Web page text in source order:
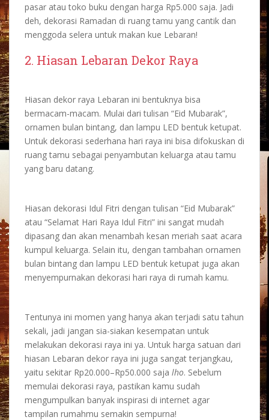
pasar atau toko buku dengan harga Rp5.000 saja. Jadi
deh, dekorasi Ramadan di ruang tamu yang cantik dan
menggoda selera untuk makan kue Lebaran!
2. Hiasan Lebaran Dekor Raya
Hiasan dekor raya Lebaran ini bentuknya bisa
bermacam-macam. Mulai dari tulisan “Eid Mubarak”,
ornamen bulan bintang, dan lampu LED bentuk ketupat.
Untuk dekorasi sederhana hari raya ini bisa difokuskan di
ruang tamu sebagai penyambutan keluarga atau tamu
yang baru datang.
Hiasan dekorasi Idul Fitri dengan tulisan “Eid Mubarak”
atau “Selamat Hari Raya Idul Fitri” ini sangat mudah
dipasang dan akan menambah kesan meriah saat acara
kumpul keluarga. Selain itu, dengan tambahan ornamen
bulan bintang dan lampu LED bentuk ketupat juga akan
menyempurnakan dekorasi hari raya di rumah kamu.
Tentunya ini momen yang hanya akan terjadi satu tahun
sekali, jadi jangan sia-siakan kesempatan untuk
melakukan dekorasi raya ini ya. Untuk harga satuan dari
hiasan Lebaran dekor raya ini juga sangat terjangkau,
yaitu sekitar Rp20.000–Rp50.000 saja lho. Sebelum
memulai dekorasi raya, pastikan kamu sudah
mengumpulkan banyak inspirasi di internet agar
tampilan rumahmu semakin sempurna!